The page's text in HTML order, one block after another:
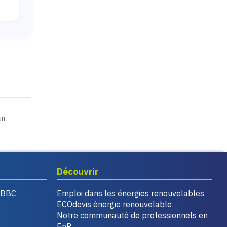
Découvrir
Emploi dans les énergies renouvelables
ECOdevis énergie renouvelable
Notre communauté de professionnels en